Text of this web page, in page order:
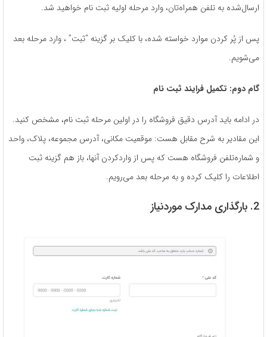
ارسال‌شده به تلفن همراه‌تان، وارد مرحله اولیه ثبت نام خواهید شد.
پس از پُر کردن موارد خواسته شده، با کلیک بر گزینه “ثبت” ، وارد مرحله بعد
می­‌شویم.
گام دوم: تکمیل فرایند ثبت ­نام
در ادامه باید آدرس دقیق فروشگاه را در اولین مرحله ثبت ­نام، مشخص کنید.
این مقادیر به شرح مقابل هست: موقعیت مکانی، آدرس مجموعه، پلاک، واحد
و شماره‌تلفن فروشگاه هست که پس از واردکردن آنها، باز هم گزینه ثبت
اطلاعات را کلیک کرده و به مرحله بعد می‌­رویم.
2. بارگذاری مدارک موردنیاز